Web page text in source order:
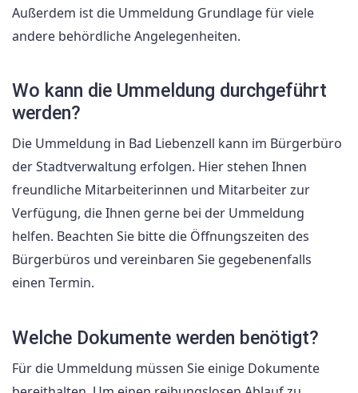
Außerdem ist die Ummeldung Grundlage für viele
andere behördliche Angelegenheiten.
Wo kann die Ummeldung durchgeführt
werden?
Die Ummeldung in Bad Liebenzell kann im Bürgerbüro
der Stadtverwaltung erfolgen. Hier stehen Ihnen
freundliche Mitarbeiterinnen und Mitarbeiter zur
Verfügung, die Ihnen gerne bei der Ummeldung
helfen. Beachten Sie bitte die Öffnungszeiten des
Bürgerbüros und vereinbaren Sie gegebenenfalls
einen Termin.
Welche Dokumente werden benötigt?
Für die Ummeldung müssen Sie einige Dokumente